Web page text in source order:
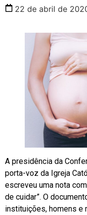
22 de abril de
A presidência da
porta-voz da Igreja
escreveu uma nota
de cuidar”. O
instituições, homens e